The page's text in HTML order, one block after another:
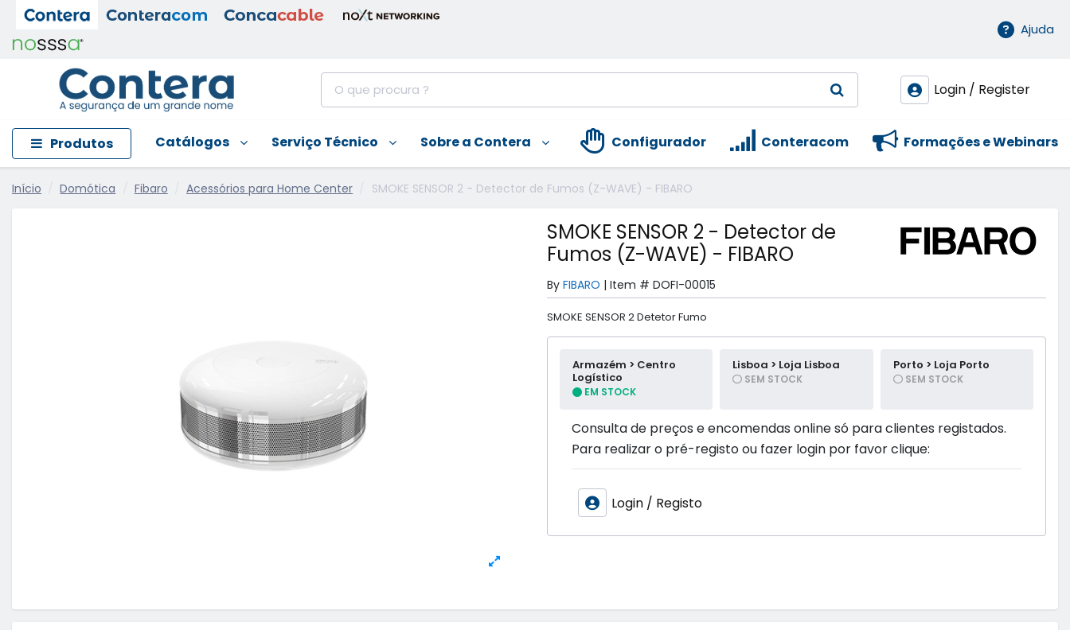
Ajuda
Login / Register
Produtos Catálogos Serviço Técnico Sobre a Contera Formações e Webinars
Conteracom
Configurador
Início Domótica Fibaro Acessórios para Home Center SMOKE SENSOR 2 - Detector de Fumos (Z-WAVE) - FIBARO
SMOKE SENSOR 2 - Detector de
Fumos (Z-WAVE) - FIBARO
By FIBARO | Item # DOFI-00015
SMOKE SENSOR 2 Detetor Fumo
Armazém > Centro
Logístico
EM STOCK
Lisboa > Loja Lisboa
SEM STOCK
Porto > Loja Porto
SEM STOCK
Consulta de preços e encomendas online só para clientes registados.
Para realizar o pré-registo ou fazer login por favor clique:
Login / Registo